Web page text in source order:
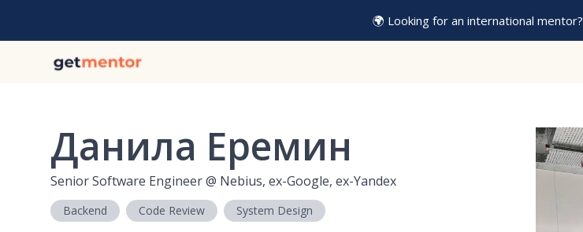
🌍 Looking for an international mentor?
Данила Еремин
Senior Software Engineer@ Nebius, ex-Google, ex-Yandex
Backend Code Review System Design